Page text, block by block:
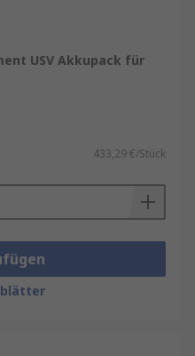
USV Akkupack für
433,29 €/Stück